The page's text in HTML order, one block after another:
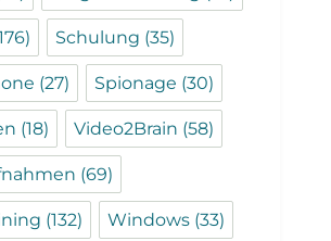
Schulung (35)
(27) Spionage (30)
(18) Video2Brain (58)
(69)
(132) Windows (33)